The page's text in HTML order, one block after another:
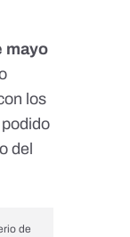
mayo
los
del
de